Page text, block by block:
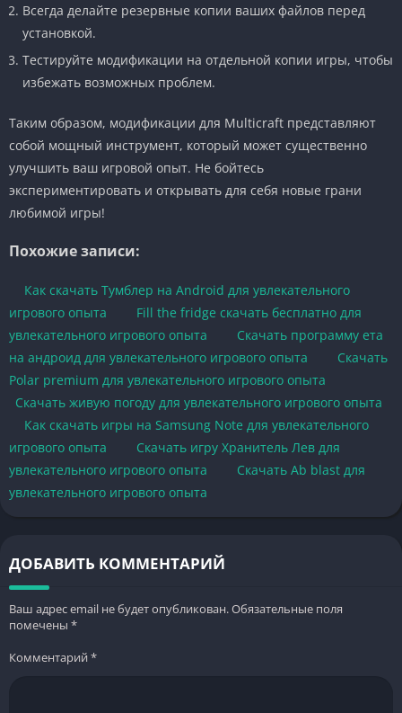
Всегда делайте резервные копии ваших файлов перед
установкой.
Тестируйте модификации на отдельной копии игры, чтобы
избежать возможных проблем.
Таким образом, модификации для Multicraft представляют
собой мощный инструмент, который может существенно
улучшить ваш игровой опыт. Не бойтесь
экспериментировать и открывать для себя новые грани
любимой игры!
Похожие записи:
Как скачать Тумблер на Android для увлекательного
игрового опыта
Fill the fridge скачать бесплатно для
увлекательного игрового опыта
Скачать программу ета
на андроид для увлекательного игрового опыта
Скачать
Polar premium для увлекательного игрового опыта
Скачать живую погоду для увлекательного игрового опыта
Как скачать игры на Samsung Note для увлекательного
игрового опыта
Скачать игру Хранитель Лев для
увлекательного игрового опыта
Скачать Ab blast для
увлекательного игрового опыта
ДОБАВИТЬ КОММЕНТАРИЙ
Ваш адрес email не будет опубликован.Обязательные поля
помечены *
Комментарий*